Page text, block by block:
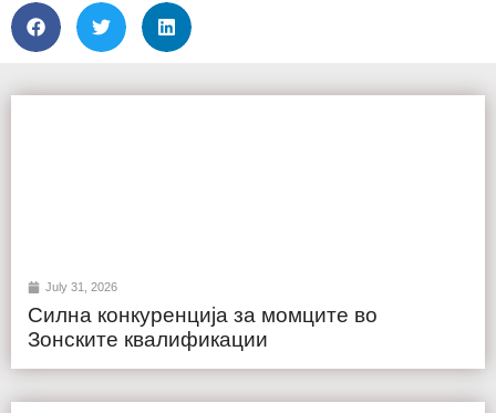
July 31, 2026
Силна конкуренција за момците во
Зонските квалификации